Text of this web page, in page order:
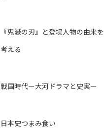
『鬼滅の刃』と登場人物の由来を
考える
戦国時代ー大河ドラマと史実ー
日本史つまみ食い